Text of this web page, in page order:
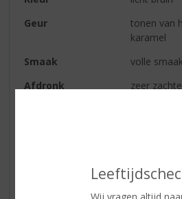
Geur
tonen van
karamel
Smaak
volle
Afdronk
zeer
Schrijf een review
H. van den Berg